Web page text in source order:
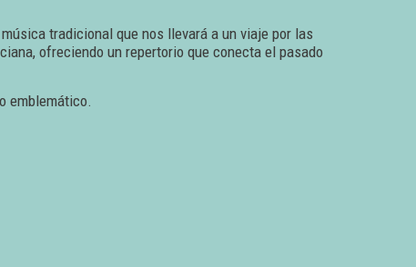
tradicional que nos llevará a un viaje por las
ofreciendo un repertorio que conecta el pasado
emblemático.